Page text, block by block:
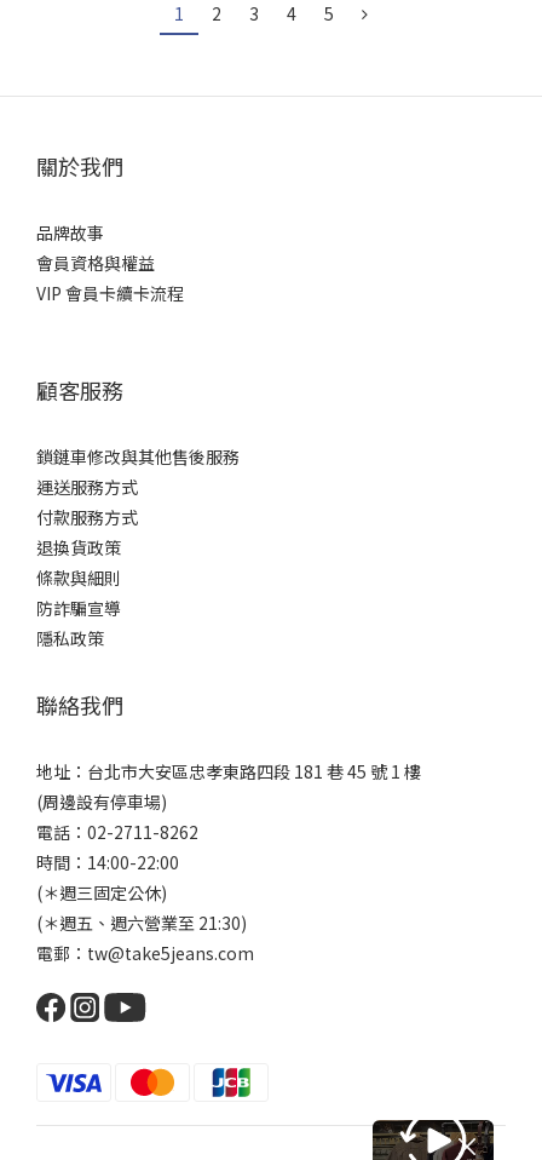
1 2 3 4 5
關於我們
品牌故事
會員資格與權益
VIP 會員卡續卡流程
顧客服務
鎖鏈車修改與其他售後服務
運送服務方式
付款服務方式
退換貨政策
條款與細則
防詐騙宣導
隱私政策
聯絡我們
地址：台北市大安區忠孝東路四段 181 巷 45 號 1 樓
(周邊設有停車場)
電話：02-2711-8262
時間：14:00-22:00
(＊週三固定公休)
(＊週五、週六營業至 21:30)
電郵：tw@take5jeans.com